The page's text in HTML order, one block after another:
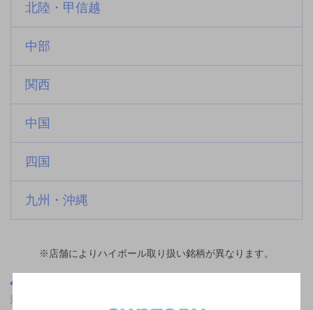
北陸・甲信越
中部
関西
中国
四国
九州・沖縄
※店舗によりハイボール取り扱い銘柄が異なります。
渋谷駅(東京都)周辺500m,ダイニングバー,大勢で楽しめる,3,000円